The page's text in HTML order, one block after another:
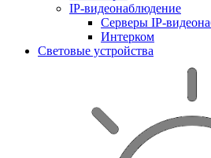
IP-видеонаблюдение
Серверы IP-
Интерком
Световые устройства